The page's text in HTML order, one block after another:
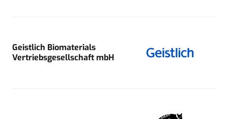
Geistlich Biomaterials
Vertriebsgesellschaft mbH